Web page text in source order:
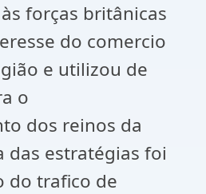
forças britânicas
do comercio
e utilizou de
o
dos reinos da
das estratégias foi
do trafico de